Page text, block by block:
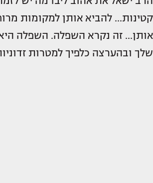
קטינות... להביא אותן למקומות
אותן... זה נקרא השפלה. השפלה
שלך ובהערצה כלפיך למטרות